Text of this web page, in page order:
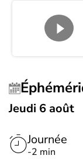
Jeudi 6 août
Journée
-2 min